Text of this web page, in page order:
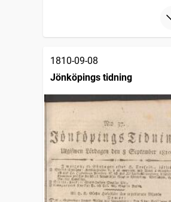
1810-09-08
Jönköpings tidning